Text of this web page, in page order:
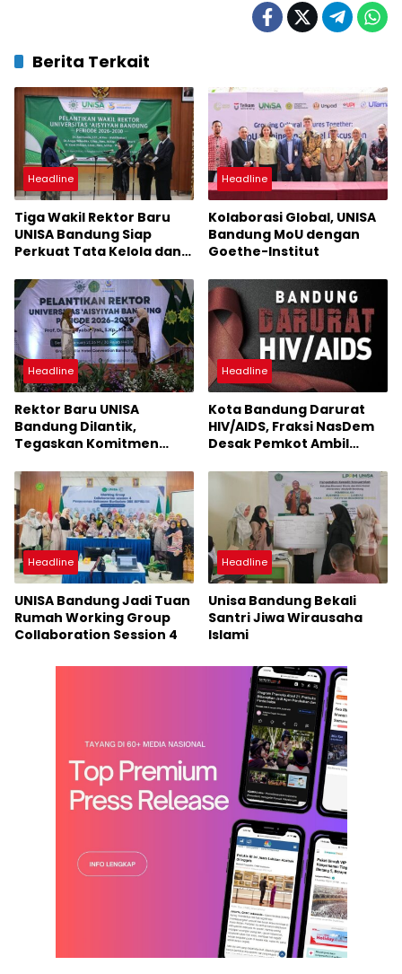
Berita Terkait
Headline
Tiga Wakil Rektor Baru
UNISA Bandung Siap
Perkuat Tata Kelola dan
Headline
Kolaborasi Global, UNISA
Bandung MoU dengan
Goethe-Institut
Headline
Rektor Baru UNISA
Bandung Dilantik,
Tegaskan Komitmen
Perguruan Tinggi Unggul
Berdaya Saing Global
Headline
Kota Bandung Darurat
HIV/AIDS, Fraksi NasDem
Desak Pemkot Ambil
Headline
UNISA Bandung Jadi Tuan
Rumah Working Group
Collaboration Session 4
Headline
Unisa Bandung Bekali
Santri Jiwa Wirausaha
Islami